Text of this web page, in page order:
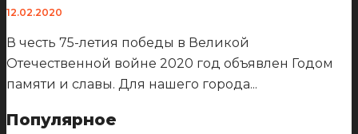
12.02.2020
В честь 75-летия победы в Великой
Отечественной войне 2020 год объявлен Годом
памяти и славы. Для нашего города...
Популярное